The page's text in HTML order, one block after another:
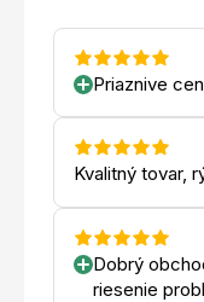
Priaznive
Kvalitný tovar,
Dobrý
riesenie